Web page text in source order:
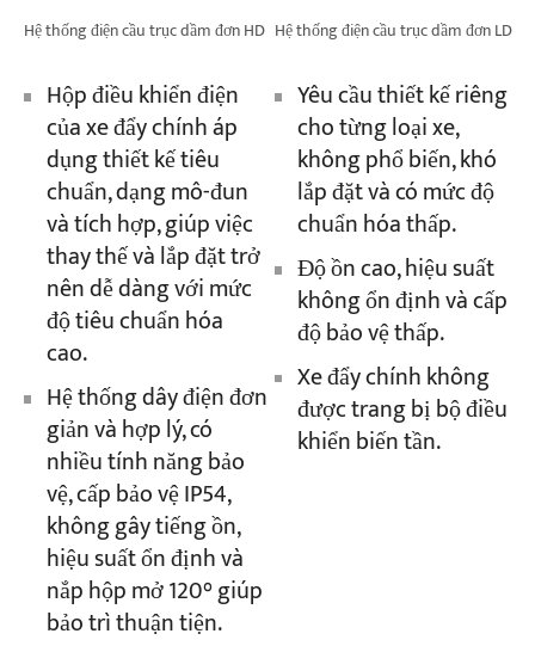
Hệ thống điện cầu trục dầm đơn HD
Hộp điều khiển điện
của xe đẩy chính áp
dụng thiết kế tiêu
chuẩn, dạng mô-đun
và tích hợp, giúp việc
thay thế và lắp đặt trở
nên dễ dàng với mức
độ tiêu chuẩn hóa
cao.
Hệ thống dây điện đơn
giản và hợp lý, có
nhiều tính năng bảo
vệ, cấp bảo vệ IP54,
không gây tiếng ồn,
hiệu suất ổn định và
nắp hộp mở 120° giúp
bảo trì thuận tiện.
Hệ thống điện cầu trục dầm đơn LD
Yêu cầu thiết kế riêng
cho từng loại xe,
không phổ biến, khó
lắp đặt và có mức độ
chuẩn hóa thấp.
Độ ồn cao, hiệu suất
không ổn định và cấp
độ bảo vệ thấp.
Xe đẩy chính không
được trang bị bộ điều
khiển biến tần.